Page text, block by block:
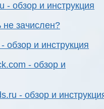
- обзор и инструкция
зачислен?
обзор и инструкция
- обзор и
- обзор и